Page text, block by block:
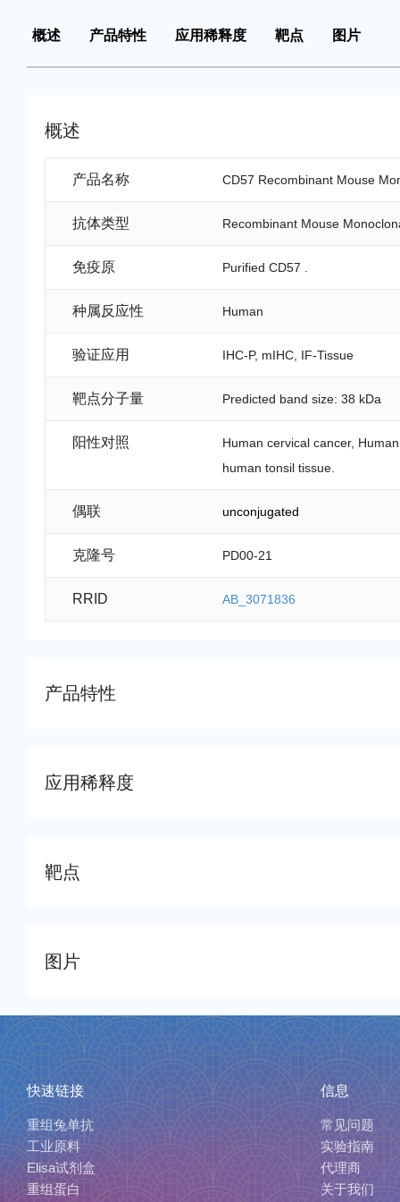
概述 产品特性 应用稀释度 靶点 图片
概述
产品名称 CD57 Recombinant Mouse
抗体类型 Recombinant Mouse
免疫原 Purified CD57 .
种属反应性 Human
验证应用 IHC-P, mIHC, IF-Tissue
靶点分子量 Predicted band size: 38 kDa
阳性对照
Human cervical cancer,
human tonsil tissue.
偶联 unconjugated
克隆号 PD00-21
RRID AB_3071836
产品特性
应用稀释度
靶点
图片
快速链接
重组兔单抗
工业原料
Elisa试剂盒
重组蛋白
信息
常见问题
实验指南
代理商
关于我们